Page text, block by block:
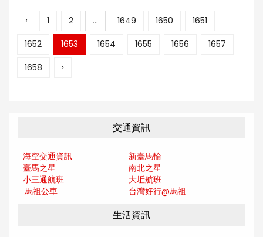
‹ 1 2 ... 1649 1650
1651
1652
1653 1654 1655 1656
1657
1658
›
交通資訊
海空交通資訊
新臺馬輪
臺馬之星
南北之星
小三通航班
大坵航班
馬祖公車
台灣好行@馬祖
生活資訊